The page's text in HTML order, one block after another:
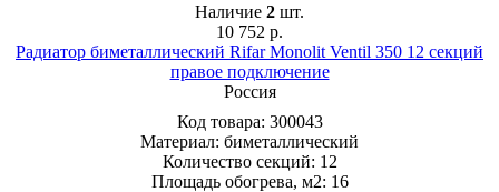
Наличие 2 шт.
10 752 р.
Радиатор биметаллический Rifar Monolit Ventil 350 12 секций
правое подключение
Россия
Код товара: 300043
Материал: биметаллический
Количество секций: 12
Площадь обогрева, м2: 16